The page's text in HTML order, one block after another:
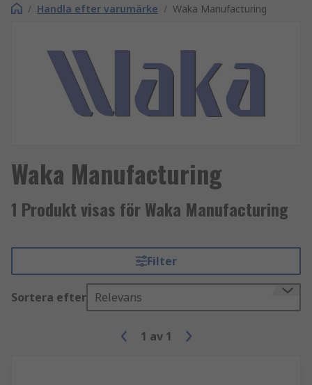
/ Handla efter varumärke / Waka Manufacturing
Waka Manufacturing
1 Produkt visas för Waka Manufacturing
Filter
Sortera efter Relevans
1 av 1